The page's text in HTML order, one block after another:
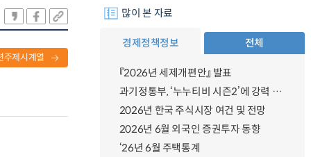
주제시계열
많이 본 자료
경제정책정보 전체
『2026년 세제개편안』 발표
과기정통부, ‘누누티비 시즌2’에 강력 대응 의지 밝혀
2026년 한국 주식시장 여건 및 전망
2026년 6월 외국인 증권투자 동향
‘26년 6월 주택통계